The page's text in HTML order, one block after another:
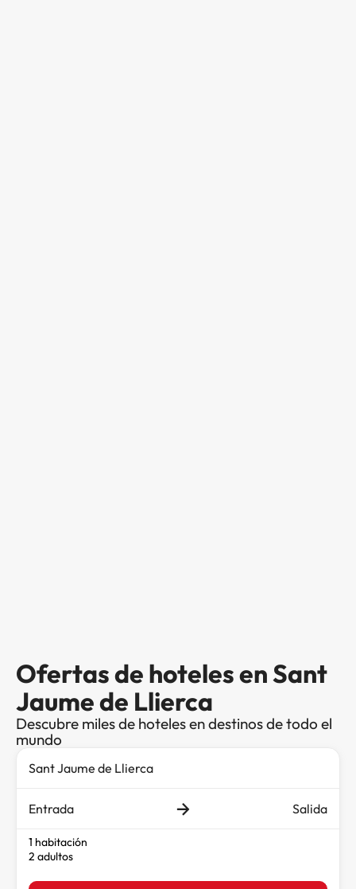
Ofertas de hoteles en Sant
Jaume de Llierca
Descubre miles de hoteles en destinos de todo el
mundo
Entrada Salida
1 habitación
2 adultos